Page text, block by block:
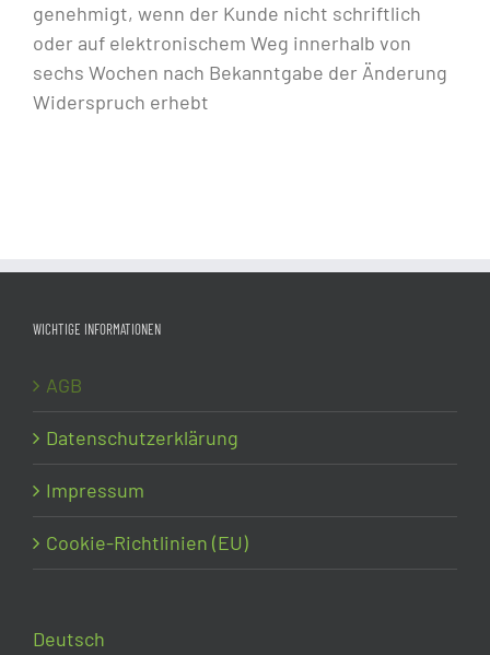
genehmigt, wenn der Kunde nicht schriftlich
oder auf elektronischem Weg innerhalb von
sechs Wochen nach Bekanntgabe der Änderung
Widerspruch erhebt
WICHTIGE INFORMATIONEN
AGB
Datenschutzerklärung
Impressum
Cookie-Richtlinien (EU)
Deutsch